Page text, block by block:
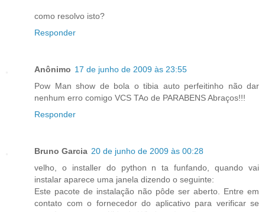
como resolvo isto?
Responder
Anônimo 17 de junho de 2009 às 23:55
Pow Man show de bola o tibia auto perfeitinho não dar
nenhum erro comigo VCS TAo de PARABENS Abraços!!!
Responder
Bruno Garcia 20 de junho de 2009 às 00:28
velho, o installer do python n ta funfando, quando vai
instalar aparece uma janela dizendo o seguinte:
Este pacote de instalação não pôde ser aberto. Entre em
contato com o fornecedor do aplicativo para verificar se